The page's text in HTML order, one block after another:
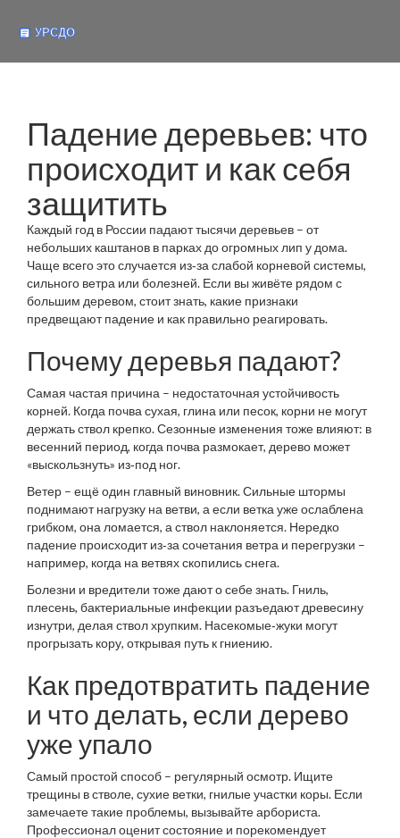
Падение деревьев: что
происходит и как себя
защитить
Каждый год в России падают тысячи деревьев – от
небольших каштанов в парках до огромных лип у дома.
Чаще всего это случается из‑за слабой корневой системы,
сильного ветра или болезней. Если вы живёте рядом с
большим деревом, стоит знать, какие признаки
предвещают падение и как правильно реагировать.
Почему деревья падают?
Самая частая причина – недостаточная устойчивость
корней. Когда почва сухая, глина или песок, корни не могут
держать ствол крепко. Сезонные изменения тоже влияют: в
весенний период, когда почва размокает, дерево может
«выскользнуть» из‑под ног.
Ветер – ещё один главный виновник. Сильные штормы
поднимают нагрузку на ветви, а если ветка уже ослаблена
грибком, она ломается, а ствол наклоняется. Нередко
падение происходит из‑за сочетания ветра и перегрузки –
например, когда на ветвях скопились снега.
Болезни и вредители тоже дают о себе знать. Гниль,
плесень, бактериальные инфекции разъедают древесину
изнутри, делая ствол хрупким. Насекомые‑жуки могут
прогрызать кору, открывая путь к гниению.
Как предотвратить падение
и что делать, если дерево
уже упало
Самый простой способ – регулярный осмотр. Ищите
трещины в стволе, сухие ветки, гнилые участки коры. Если
замечаете такие проблемы, вызывайте арбориста.
Профессионал оценит состояние и порекомендует